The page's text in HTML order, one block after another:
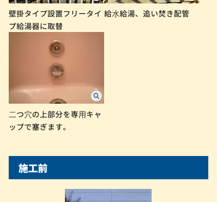
壁掛タイプ設置フリータイ
プ給湯器に取替
給⽔給湯、追い焚き配管
⼆つ⽳の上部分を専⽤キャ
ップで塞ぎます。
施工前